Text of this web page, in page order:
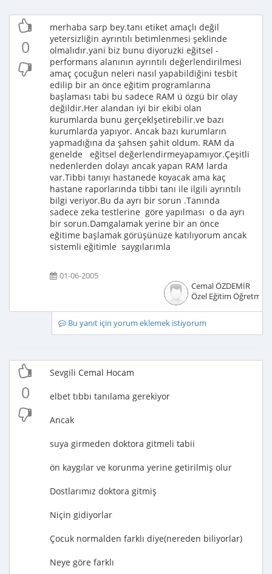
0
merhaba sarp bey.tanı etiket amaçlı değil
yetersizliğin ayrıntılı betimlenmesi şeklinde
olmalıdır.yani biz bunu diyoruzki eğitsel -
performans alanının ayrıntılı değerlendirilmesi
amaç çocuğun neleri nasıl yapabildiğini tesbit
edilip bir an önce eğitim programlarına
başlaması tabi bu sadece RAM ü özgü bir olay
değildir.Her alandan iyi bir ekibi olan
kurumlarda bunu gerçeklşetirebilir.ve bazı
kurumlarda yapıyor. Ancak bazı kurumların
yapmadığına da şahsen şahit oldum. RAM da
genelde eğitsel değerlendirmeyapamıyor.Çeşitli
nedenlerden dolayı ancak yapan RAM larda
var.Tibbi tanıyı hastanede koyacak ama kaç
hastane raporlarında tibbi tanı ile ilgili ayrıntılı
bilgi veriyor.Bu da ayrı bir sorun .Tanında
sadece zeka testlerine göre yapılması o da ayrı
bir sorun.Damgalamak yerine bir an önce
eğitime başlamak görüşünüze katılıyorum ancak
sistemli eğitimle saygılarımla
01-06-2005
Cemal ÖZDEMİR
Özel Eğitim Öğretmeni
Bu yanıt için yorum eklemek istiyorum
0
Sevgili Cemal Hocam
elbet tıbbı tanılama gerekiyor
Ancak
suya girmeden doktora gitmeli tabii
ön kaygılar ve korunma yerine getirilmiş olur
Dostlarımız doktora gitmiş
Niçin gidiyorlar
Çocuk normalden farklı diye(nereden biliyorlar)
Neye göre farklı